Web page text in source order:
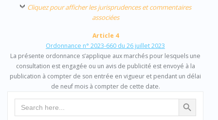
Cliquez pour afficher les jurisprudences et commentaires
associées
Article 4
Ordonnance n° 2023-660 du 26 juillet 2023
La présente ordonnance s’applique aux marchés pour lesquels une
consultation est engagée ou un avis de publicité est envoyé à la
publication à compter de son entrée en vigueur et pendant un délai
de neuf mois à compter de cette date.
Search Search Button